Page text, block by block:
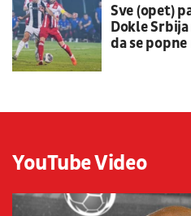
Sve (opet)
Dokle
da se
YouTube Video